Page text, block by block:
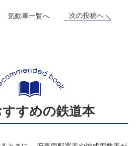
気動車一覧へ 次の投稿へ
すめの鉄道本